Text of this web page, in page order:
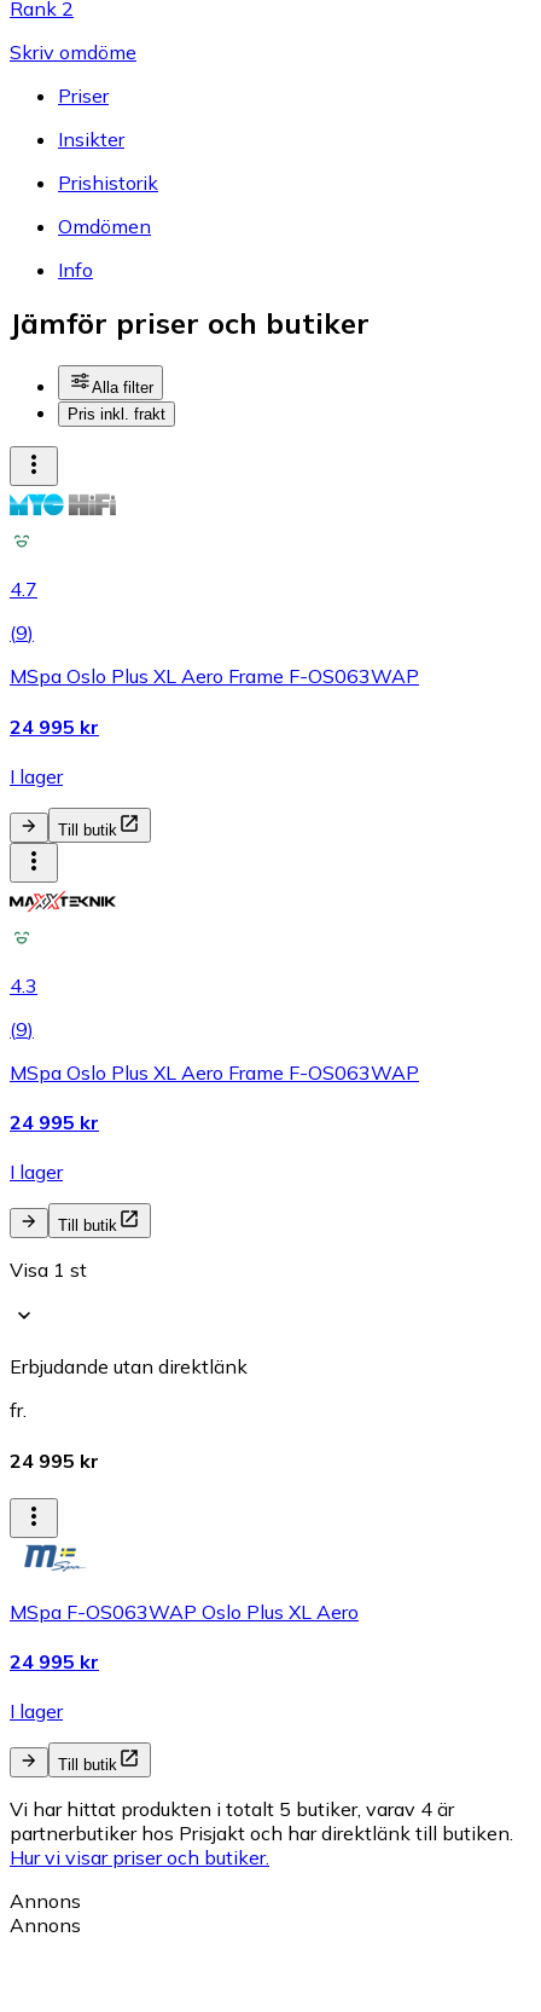
Rank 2
Skriv omdöme
Priser
Insikter
Prishistorik
Omdömen
Info
Jämför priser och butiker
Alla filter
Pris inkl. frakt
4.7
(9)
MSpa Oslo Plus XL Aero Frame F-OS063WAP
24 995 kr
I lager
Till butik
4.3
(9)
MSpa Oslo Plus XL Aero Frame F-OS063WAP
24 995 kr
I lager
Till butik
Visa 1 st
Erbjudande utan direktlänk
fr.
24 995 kr
MSpa F-OS063WAP Oslo Plus XL Aero
24 995 kr
I lager
Till butik
Vi har hittat produkten i totalt 5 butiker, varav 4 är
partnerbutiker hos Prisjakt och har direktlänk till butiken.
Hur vi visar priser och butiker.
Annons
Annons